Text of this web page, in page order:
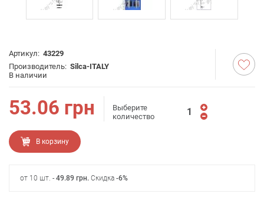
Артикул: 43229
Производитель: Silca-ITALY
В наличии
53.06 грн
Выберите
количество
В корзину
от 10 шт. - 49.89 грн. Скидка -6%